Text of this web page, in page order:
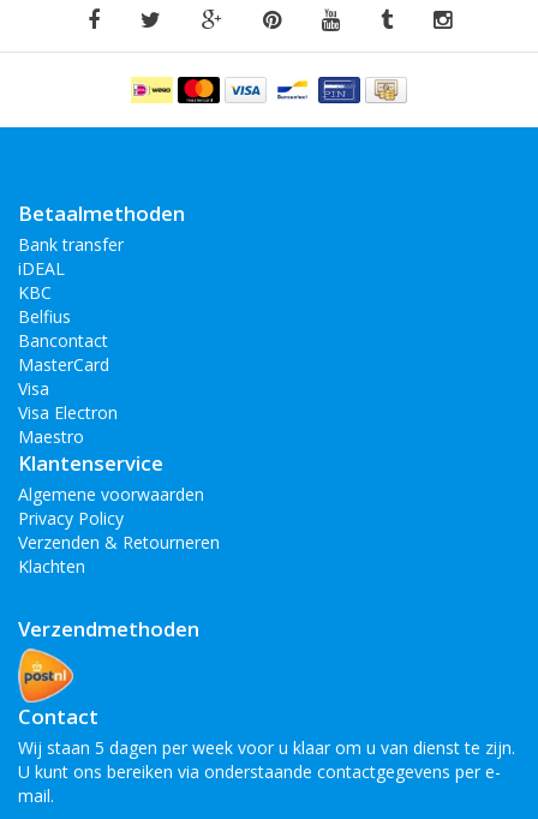
Betaalmethoden
Bank transfer
iDEAL
KBC
Belfius
Bancontact
MasterCard
Visa
Visa Electron
Maestro
Klantenservice
Algemene voorwaarden
Privacy Policy
Verzenden & Retourneren
Klachten
Verzendmethoden
Contact
Wij staan 5 dagen per week voor u klaar om u van dienst te zijn.
U kunt ons bereiken via onderstaande contactgegevens per e-
mail.